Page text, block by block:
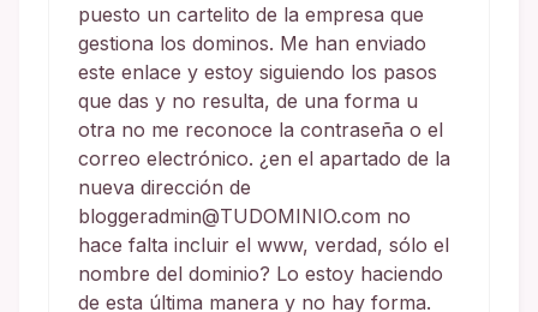
puesto un cartelito de la empresa que
gestiona los dominos. Me han enviado
este enlace y estoy siguiendo los pasos
que das y no resulta, de una forma u
otra no me reconoce la contraseña o el
correo electrónico. ¿en el apartado de la
nueva dirección de
bloggeradmin@TUDOMINIO.com no
hace falta incluir el www, verdad, sólo el
nombre del dominio? Lo estoy haciendo
de esta última manera y no hay forma.